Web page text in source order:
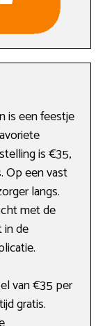
is een feestje
is €35,
Op een vast
langs.
met de
in de
van €35 per
gratis.